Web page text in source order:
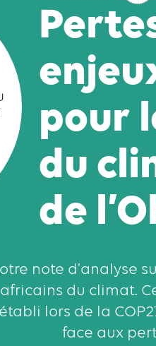
pour
du
de
note d'analyse
du climat.
lors de la
face aux